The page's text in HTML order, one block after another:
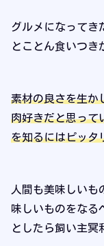
グルメになってき
とことん食いつき
素材の良さを生か
肉好きだと思って
を知るにはピッタ
人間も美味しいも
味しいものをなる
としたら飼い主冥